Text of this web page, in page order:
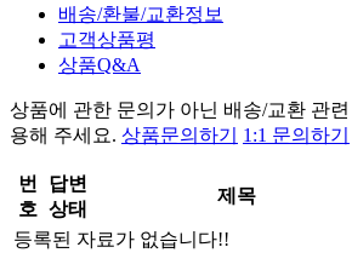
배송/환불/교환정보
고객상품평
상품Q&A
상품에 관한 문의가 아닌 배송/교환 관
용해 주세요. 상품문의하기 1:1 문의하기
번
호
답변
상태
제목
등록된 자료가 없습니다!!